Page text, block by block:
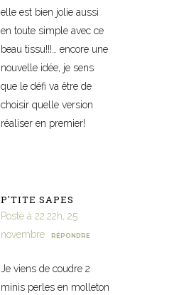
elle est bien jolie aussi
en toute simple avec ce
beau tissu!!!… encore une
nouvelle idée, je sens
que le défi va être de
choisir quelle version
réaliser en premier!
P'TITE SAPES
Posté à 22:22h, 25
novembre
RÉPONDRE
Je viens de coudre 2
minis perles en molleton